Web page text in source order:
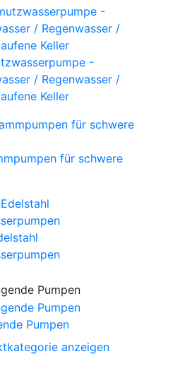
-
/ Regenwasser /
Keller
für schwere
Pumpen
anzeigen